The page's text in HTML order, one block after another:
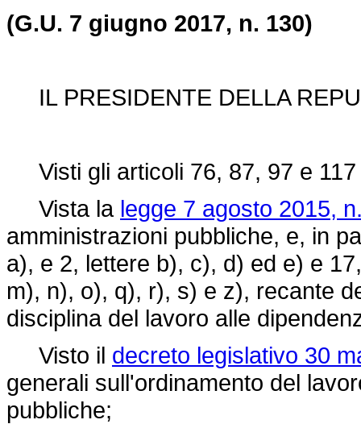
(G.U. 7 giugno 2017, n. 130)
IL PRESIDENTE DELLA
Visti gli articoli 76, 87, 97 e 117
Vista la legge 7 agosto 2015,
amministrazioni pubbliche, e, in
a), e 2, lettere b), c), d) ed e) e
m), n), o), q), r), s) e z), recante
disciplina del lavoro alle
Visto il decreto legislativo 30
generali sull'ordinamento del
pubbliche;